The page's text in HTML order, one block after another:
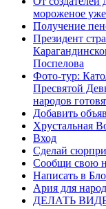
мороженое
Получение
Президент
Поспелова
Фото-тур:
Пресвятой
народов
Добавить
Хрустальная
Вход
Сделай
Сообщи свою
Написать в
Ария для
ДЕЛАТЬ